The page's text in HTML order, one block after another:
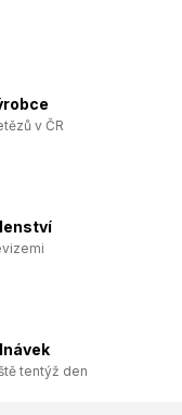
v ČR
tentýž den